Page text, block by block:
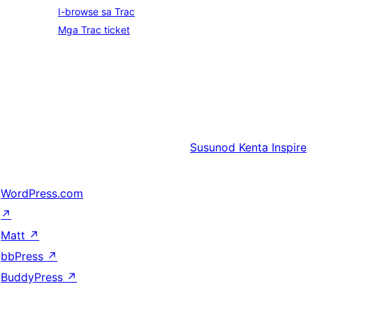
I-browse sa Trac
Mga Trac ticket
Susunod Kenta Inspire
WordPress.com
↗
Matt ↗
bbPress ↗
BuddyPress ↗